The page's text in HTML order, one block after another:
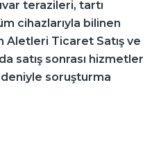
terazileri, tartı
cihazlarıyla bilinen
Ticaret Satış ve
satış sonrası hizmetler
soruşturma